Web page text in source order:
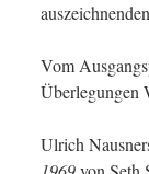
auszeichnenden
Vom
Überlegungen
Ulrich